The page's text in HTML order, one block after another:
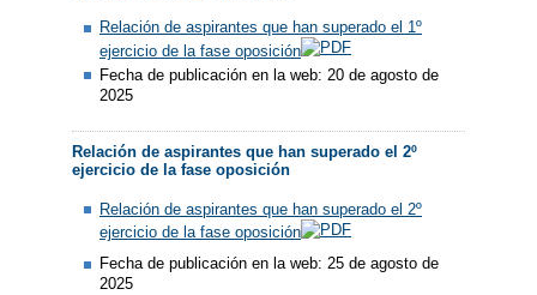
Relación de aspirantes que han superado el 1º
ejercicio de la fase oposición
Fecha de publicación en la web: 20 de agosto de
2025
Relación de aspirantes que han superado el 2º
ejercicio de la fase oposición
Relación de aspirantes que han superado el 2º
ejercicio de la fase oposición
Fecha de publicación en la web: 25 de agosto de
2025